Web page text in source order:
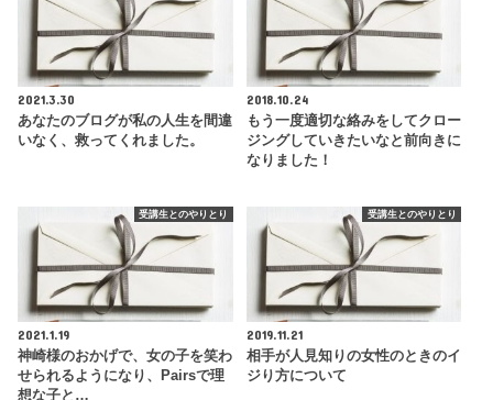
2021.3.30
あなたのブログが私の人生を間違
いなく、救ってくれました。
2018.10.24
もう一度適切な絡みをしてクロー
ジングしていきたいなと前向きに
なりました！
受講生とのやりとり
2021.1.19
神崎様のおかげで、女の子を笑わ
せられるようになり、Pairsで理
想な子と…
受講生とのやりとり
2019.11.21
相手が人見知りの女性のときのイ
ジり方について